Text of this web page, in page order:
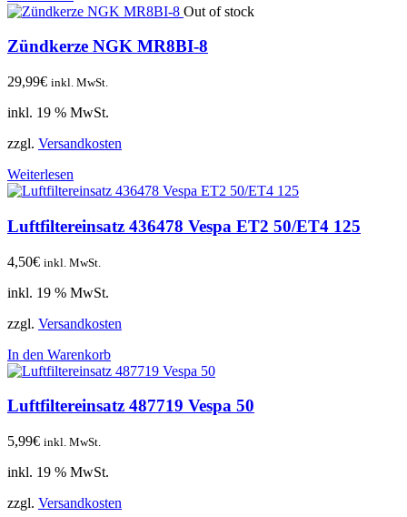
Out of stock
Zündkerze NGK MR8BI-8
29,99€ inkl. MwSt.
inkl. 19 % MwSt.
zzgl. Versandkosten
Weiterlesen
Luftfiltereinsatz 436478 Vespa ET2 50/ET4 125
4,50€ inkl. MwSt.
inkl. 19 % MwSt.
zzgl. Versandkosten
In den Warenkorb
Luftfiltereinsatz 487719 Vespa 50
5,99€ inkl. MwSt.
inkl. 19 % MwSt.
zzgl. Versandkosten